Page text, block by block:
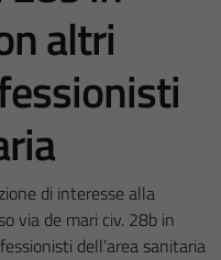
altri
di interesse alla
via de mari civ. 28b in
dell’area sanitaria